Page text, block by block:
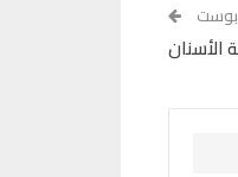
بوست
الأسنان